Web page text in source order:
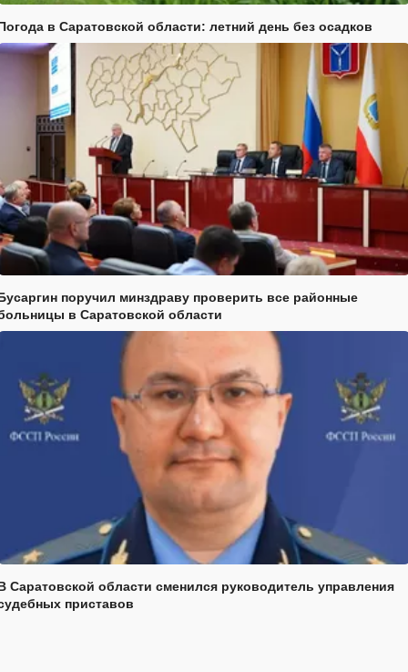
в Саратовской области: летний день без осадков
поручил минздраву проверить все районные
в Саратовской области
Саратовской области сменился руководитель управления
приставов